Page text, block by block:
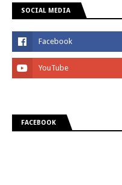
SOCIAL MEDIA
FACEBOOK